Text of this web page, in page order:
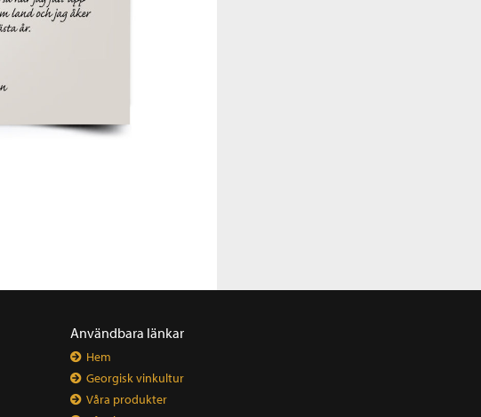
Användbara länkar
Hem
Georgisk vinkultur
Våra produkter